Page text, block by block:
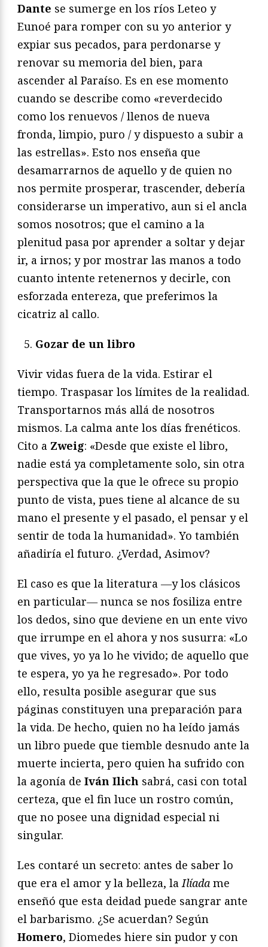
Dante se sumerge en los ríos Leteo y
Eunoé para romper con su yo anterior y
expiar sus pecados, para perdonarse y
renovar su memoria del bien, para
ascender al Paraíso. Es en ese momento
cuando se describe como «reverdecido
como los renuevos / llenos de nueva
fronda, limpio, puro / y dispuesto a subir a
las estrellas». Esto nos enseña que
desamarrarnos de aquello y de quien no
nos permite prosperar, trascender, debería
considerarse un imperativo, aun si el ancla
somos nosotros; que el camino a la
plenitud pasa por aprender a soltar y dejar
ir, a irnos; y por mostrar las manos a todo
cuanto intente retenernos y decirle, con
esforzada entereza, que preferimos la
cicatriz al callo.
Gozar de un libro
Vivir vidas fuera de la vida. Estirar el
tiempo. Traspasar los límites de la realidad.
Transportarnos más allá de nosotros
mismos. La calma ante los días frenéticos.
Cito a Zweig: «Desde que existe el libro,
nadie está ya completamente solo, sin otra
perspectiva que la que le ofrece su propio
punto de vista, pues tiene al alcance de su
mano el presente y el pasado, el pensar y el
sentir de toda la humanidad». Yo también
añadiría el futuro. ¿Verdad, Asimov?
El caso es que la literatura ―y los clásicos
en particular― nunca se nos fosiliza entre
los dedos, sino que deviene en un ente vivo
que irrumpe en el ahora y nos susurra: «Lo
que vives, yo ya lo he vivido; de aquello que
te espera, yo ya he regresado». Por todo
ello, resulta posible asegurar que sus
páginas constituyen una preparación para
la vida. De hecho, quien no ha leído jamás
un libro puede que tiemble desnudo ante la
muerte incierta, pero quien ha sufrido con
la agonía de Iván Ilich sabrá, casi con total
certeza, que el fin luce un rostro común,
que no posee una dignidad especial ni
singular.
Les contaré un secreto: antes de saber lo
que era el amor y la belleza, laIlíada me
enseñó que esta deidad puede sangrar ante
el barbarismo. ¿Se acuerdan? Según
Homero, Diomedes hiere sin pudor y con